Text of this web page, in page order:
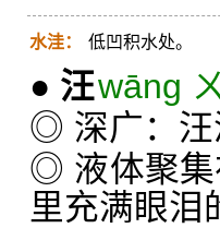
水洼： 低凹积水处。
● 汪wāng
◎ 深广：汪
◎ 液体聚集
里充满眼泪